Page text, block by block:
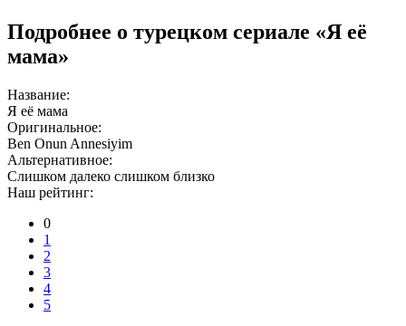
Подробнее о турецком сериале «Я её
мама»
Название:
Я её мама
Оригинальное:
Ben Onun Annesiyim
Альтернативное:
Слишком далеко слишком близко
Наш рейтинг:
0
1
2
3
4
5